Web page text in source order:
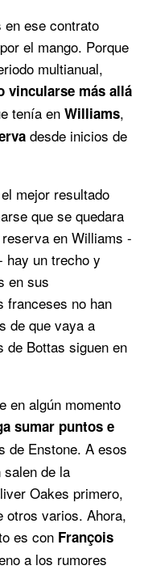
en ese contrato
el mango. Porque
multianual,
vincularse más allá
tenía en Williams,
desde inicios de
mejor resultado
que se quedara
en Williams -
hay un trecho y
en sus
franceses no han
de que vaya a
de Bottas siguen en
en algún momento
sumar puntos e
de Enstone. A esos
salen de la
Oakes primero,
otros varios. Ahora,
es con François
a los rumores